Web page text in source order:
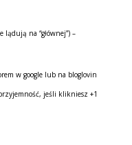
na “głównej”) –
w google lub na bloglovin
jeśli klikniesz +1